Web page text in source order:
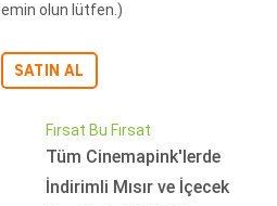
emin olun lütfen.)
SATIN AL
Fırsat Bu Fırsat
Tüm Cinemapink'lerde
İndirimli Mısır ve İçecek